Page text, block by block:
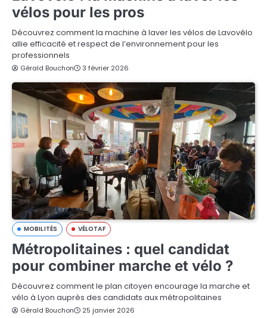
vélos pour les pros
Découvrez comment la machine à laver les vélos de Lavovélo
allie efficacité et respect de l’environnement pour les
professionnels
Gérald Bouchon 3 février 2026
MOBILITÉS VÉLOTAF
Métropolitaines : quel candidat
pour combiner marche et vélo ?
Découvrez comment le plan citoyen encourage la marche et
vélo à Lyon auprès des candidats aux métropolitaines
Gérald Bouchon 25 janvier 2026